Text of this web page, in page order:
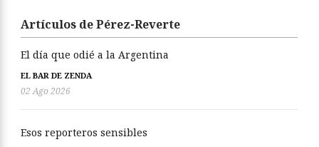
Artículos de Pérez-Reverte
El día que odié a la Argentina
EL BAR DE ZENDA
02 Ago 2026
Esos reporteros sensibles